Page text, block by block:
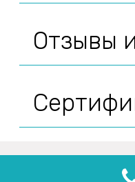
Отзывы